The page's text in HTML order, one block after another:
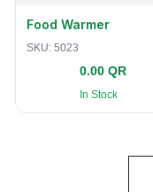
Food Warmer
SKU: 5023
0.00 QR
In Stock